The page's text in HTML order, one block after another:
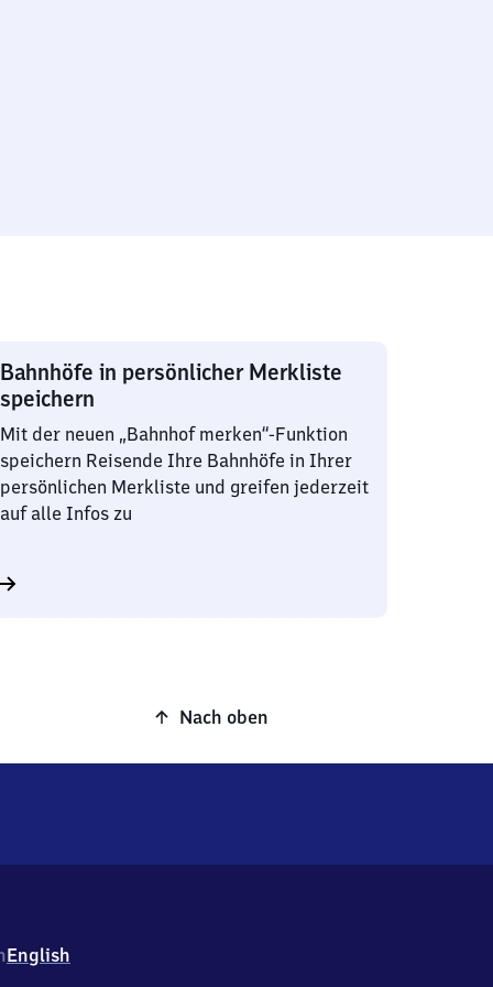
Bahnhöfe in persönlicher Merkliste
speichern
Mit der neuen „Bahnhof merken“-Funktion
speichern Reisende Ihre Bahnhöfe in Ihrer
persönlichen Merkliste und greifen jederzeit
auf alle Infos zu
Nach oben
English